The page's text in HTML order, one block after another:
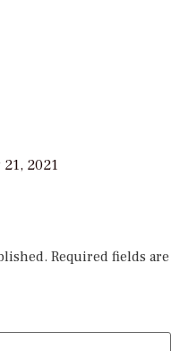
21, 2021
Required fields are